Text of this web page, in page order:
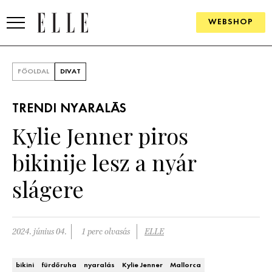
WEBSHOP
SZÉPSÉG
PSZICHÉ
ÉLETMÓD
PÁRKAPCSOLAT
FŐOLDAL DIVAT
TRENDI NYARALÁS
Kylie Jenner piros
bikinije lesz a nyár
slágere
2024. június 04. 1 perc olvasás ELLE
bikini fürdőruha nyaralás Kylie Jenner Mallorca